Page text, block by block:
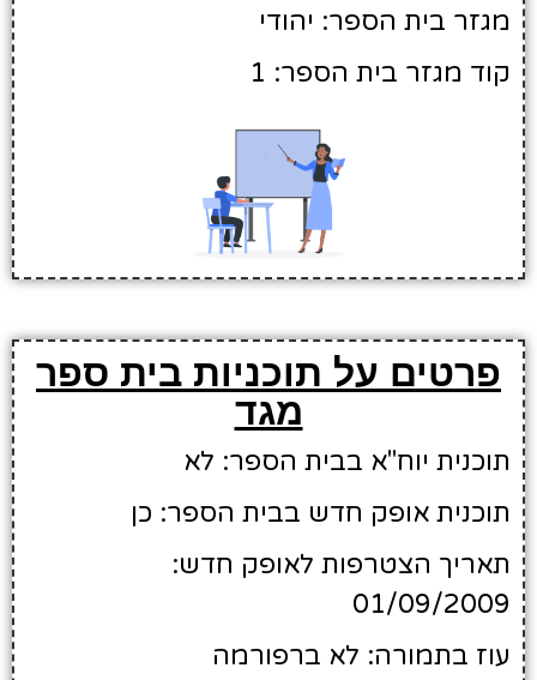
מגזר בית הספר: יהודי
קוד מגזר בית הספר: 1
פרטים על תוכניות בית ספר
מגד
תוכנית יוח"א בבית הספר: לא
תוכנית אופק חדש בבית הספר: כן
תאריך הצטרפות לאופק חדש:
01/09/2009
עוז בתמורה: לא ברפורמה